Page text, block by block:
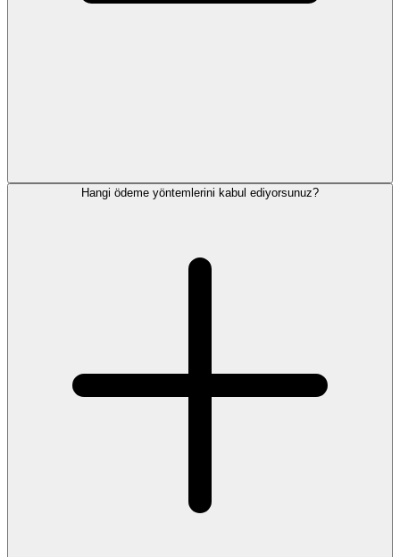
Hangi ödeme yöntemlerini kabul ediyorsunuz?